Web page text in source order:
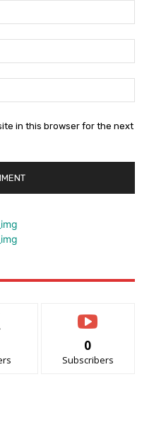
in this browser for the next
0
Subscribers